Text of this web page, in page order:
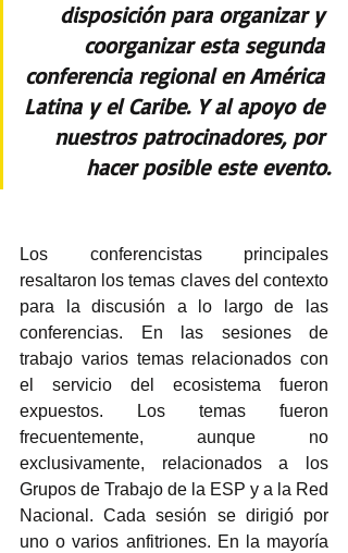
disposición para organizar y
coorganizar esta segunda
conferencia regional en América
Latina y el Caribe. Y al apoyo de
nuestros patrocinadores, por
hacer posible este evento.
Los conferencistas principales
resaltaron los temas claves del contexto
para la discusión a lo largo de las
conferencias. En las sesiones de
trabajo varios temas relacionados con
el servicio del ecosistema fueron
expuestos. Los temas fueron
frecuentemente, aunque no
exclusivamente, relacionados a los
Grupos de Trabajo de la ESP y a la Red
Nacional. Cada sesión se dirigió por
uno o varios anfitriones. En la mayoría